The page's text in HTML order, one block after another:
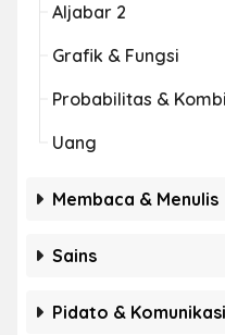
Aljabar 2
Grafik & Fungsi
Probabilitas &
Uang
Membaca & Menulis
Sains
Pidato & Komunikasi